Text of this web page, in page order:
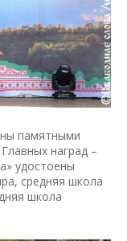
памятными
наград –
удостоены
средняя школа
школа